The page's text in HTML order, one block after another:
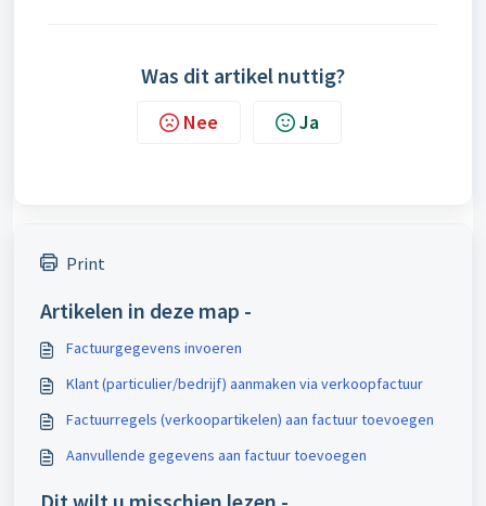
Was dit artikel nuttig?
Nee Ja
Print
Artikelen in deze map -
Factuurgegevens invoeren
Klant (particulier/bedrijf) aanmaken via verkoopfactuur
Factuurregels (verkoopartikelen) aan factuur toevoegen
Aanvullende gegevens aan factuur toevoegen